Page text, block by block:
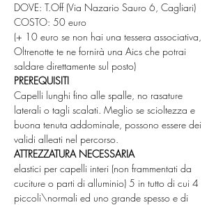
DOVE: T.Off (Via Nazario Sauro 6, Cagliari)
COSTO: 50 euro
(+ 10 euro se non hai una tessera associativa,
Oltrenotte te ne fornirà una Aics che potrai
saldare direttamente sul posto)
PREREQUISITI
Capelli lunghi fino alle spalle, no rasature
laterali o tagli scalati. Meglio se scioltezza e
buona tenuta addominale, possono essere dei
validi alleati nel percorso.
ATTREZZATURA NECESSARIA
elastici per capelli interi (non frammentati da
cuciture o parti di alluminio) 5 in tutto di cui 4
piccoli\normali ed uno grande spesso e di